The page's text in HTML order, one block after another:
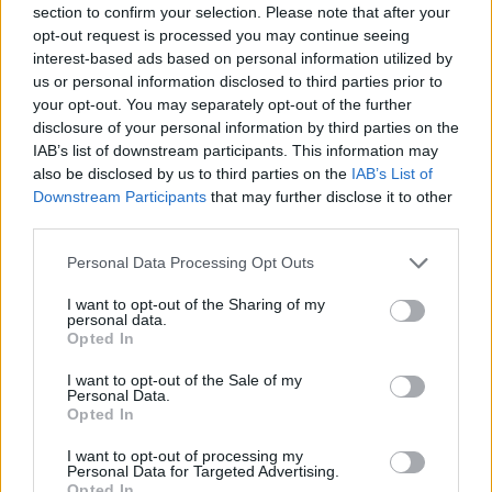
section to confirm your selection. Please note that after your
opt-out request is processed you may continue seeing
interest-based ads based on personal information utilized by
us or personal information disclosed to third parties prior to
your opt-out. You may separately opt-out of the further
disclosure of your personal information by third parties on the
IAB’s list of downstream participants. This information may
also be disclosed by us to third parties on the IAB’s List of
Downstream Participants that may further disclose it to other
Personal Data Processing Opt Outs
I want to opt-out of the Sharing of my
personal data.
Opted In
I want to opt-out of the Sale of my
Personal Data.
Opted In
I want to opt-out of processing my
Personal Data for Targeted Advertising.
0 - 0
Squalificato 0 - 0%
Infortunato 0 - 0
Inutilizzato 25 - 65 %
Scarica riepilogo
stagionale
Giornata Entrato Bonus/Malus
GEN 2-1 VER